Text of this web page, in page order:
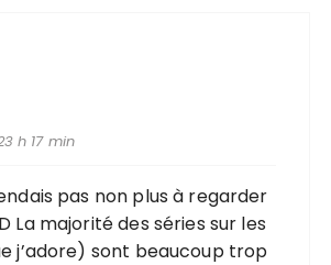
h 17 min
pas non plus à regarder
La majorité des séries sur les
j’adore) sont beaucoup trop